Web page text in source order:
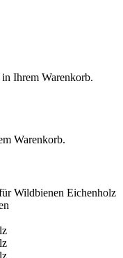
Ihrem Warenkorb.
Warenkorb.
Wildbienen Eichenholz